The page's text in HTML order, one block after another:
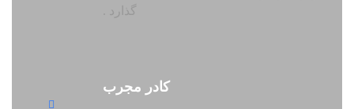
گذارد .
کادر مجرب